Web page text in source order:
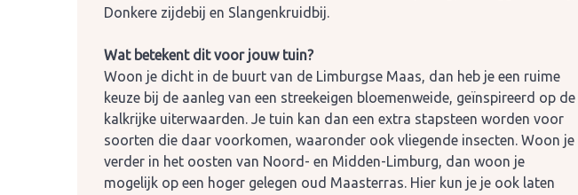
Donkere zijdebij en Slangenkruidbij.
Wat betekent dit voor jouw tuin?
Woon je dicht in de buurt van de Limburgse Maas, dan heb je een ruime
keuze bij de aanleg van een streekeigen bloemenweide, geïnspireerd op de
kalkrijke uiterwaarden. Je tuin kan dan een extra stapsteen worden voor
soorten die daar voorkomen, waaronder ook vliegende insecten. Woon je
verder in het oosten van Noord- en Midden-Limburg, dan woon je
mogelijk op een hoger gelegen oud Maasterras. Hier kun je je ook laten